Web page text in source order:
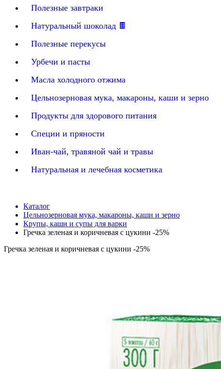
Полезные завтраки
Натуральный шоколад 🍫
Полезные перекусы
Урбечи и пасты
Масла холодного отжима
Цельнозерновая мука, макароны, каши и зерно
Продукты для здорового питания
Специи и пряности
Иван-чай, травяной чай и травы
Натуральная и лечебная косметика
Каталог
Цельнозерновая мука, макароны, каши и зерно
Крупы, каши и супы для варки
Гречка зеленая и коричневая с цукини -25%
Гречка зеленая и коричневая с цукини -25%